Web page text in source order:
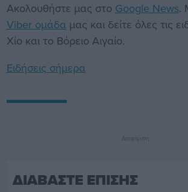
Ακολουθήστε μας στο Google News.
Viber ομάδα μας και δείτε όλες τις
Χίο και το Βόρειο Αιγαίο.
Ειδήσεις σήμερα
Διαφήμιση
ΔΙΑΒΑΣΤΕ ΕΠΙΣΗΣ